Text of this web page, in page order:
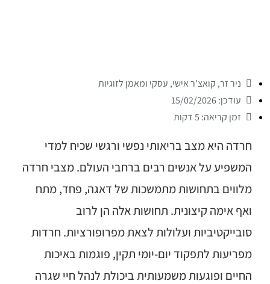
ניר זר, קואצ'ר אישי, עסקי ומאמן לזוגיות
עודכן: 15/02/2026
זמן קריאה: 5 דקות
חרדה היא מצב בריאותי נפשי ורגשי שכיח למדי
המשפיע על אנשים רבים ברחבי העולם. מצבי חרדה
מלווים בתחושות מתמשכות של דאגה, פחד, מתח
ואף אימה קיצונית. תחושות אלה הן לרוב
סובייקטיביות ועלולות לצאת מפרופורציות. חרדות
מפריעות לתפקוד יום-יומי תקין, פוגמות באיכות
החיים ופוגעות משמעותית ביכולת לנהל חיי שגרה